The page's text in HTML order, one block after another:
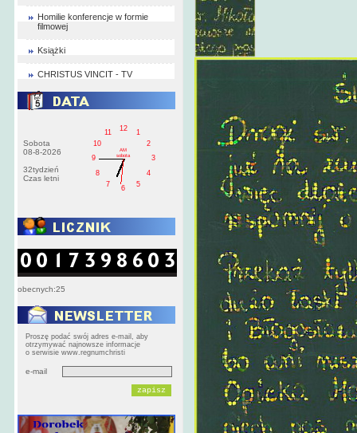
Homilie konferencje w formie
filmowej
Książki
CHRISTUS VINCIT - TV
Sobota
08-8-2026
32tydzień
Czas letni
1
2
3
4
5
6
7
8
9
10
11
12
AM
sobota
obecnych:25
Proszę podać swój adres e-mail, aby
otrzymywać najnowsze informacje
o serwisie www.regnumchristi
e-mail